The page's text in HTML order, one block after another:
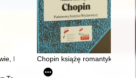
Fryderyk Chopin [1810-1849]
Chopin książę romantyków